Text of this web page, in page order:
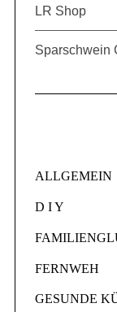
LR Shop
Sparschwein
ALLGEMEIN
D I Y
FERNWEH
GESUNDE